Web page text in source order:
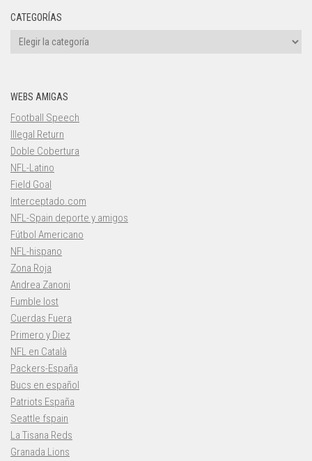
CATEGORÍAS
Categorías
WEBS AMIGAS
Football Speech
Illegal Return
Doble Cobertura
NFL-Latino
Field Goal
Interceptado.com
NFL-Spain deporte y amigos
Fútbol Americano
NFL-hispano
Zona Roja
Andrea Zanoni
Fumble lost
Cuerdas Fuera
Primero y Diez
NFL en Català
Packers-España
Bucs en español
Patriots España
Seattle fspain
La Tisana Reds
Granada Lions